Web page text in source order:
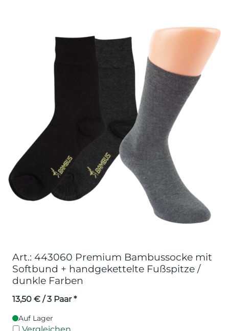
Art.: 443060 Premium Bambussocke mit
Softbund + handgekettelte Fußspitze /
dunkle Farben
13,50 € / 3 Paar *
Auf Lager
Vergleichen